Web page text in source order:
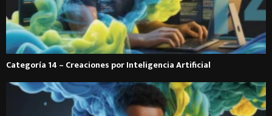
Categoría 14 – Creaciones por Inteligencia Artificial